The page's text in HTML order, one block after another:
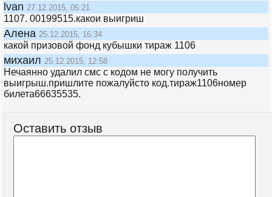
lvan 27.12.2015, 05:21
1107. 00199515.какои выигриш
Алена 25.12.2015, 16:34
какой призовой фонд кубышки тираж 1106
михаил 25.12.2015, 12:58
Нечаянно удалил смс с кодом не могу получить
выигрыш.пришлите пожалуйсто код.тираж1106номер
билета66635535.
Оставить отзыв